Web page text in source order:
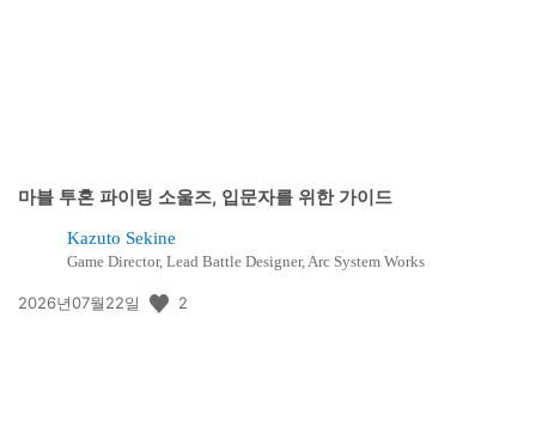
마블 투혼 파이팅 소울즈, 입문자를 위한 가이드
Kazuto Sekine
Game Director, Lead Battle Designer, Arc System Works
공
2026년07월22일 2